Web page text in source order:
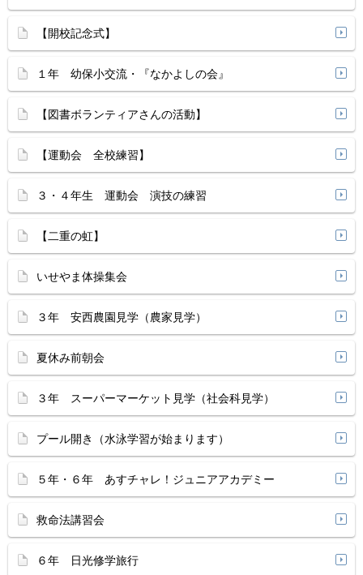
【開校記念式】
１年 幼保小交流・『なかよしの会』
【図書ボランティアさんの活動】
【運動会 全校練習】
３・４年生 運動会 演技の練習
【二重の虹】
いせやま体操集会
３年 安西農園見学（農家見学）
夏休み前朝会
３年 スーパーマーケット見学（社会科見学）
プール開き（水泳学習が始まります）
５年・６年 あすチャレ！ジュニアアカデミー
救命法講習会
６年 日光修学旅行